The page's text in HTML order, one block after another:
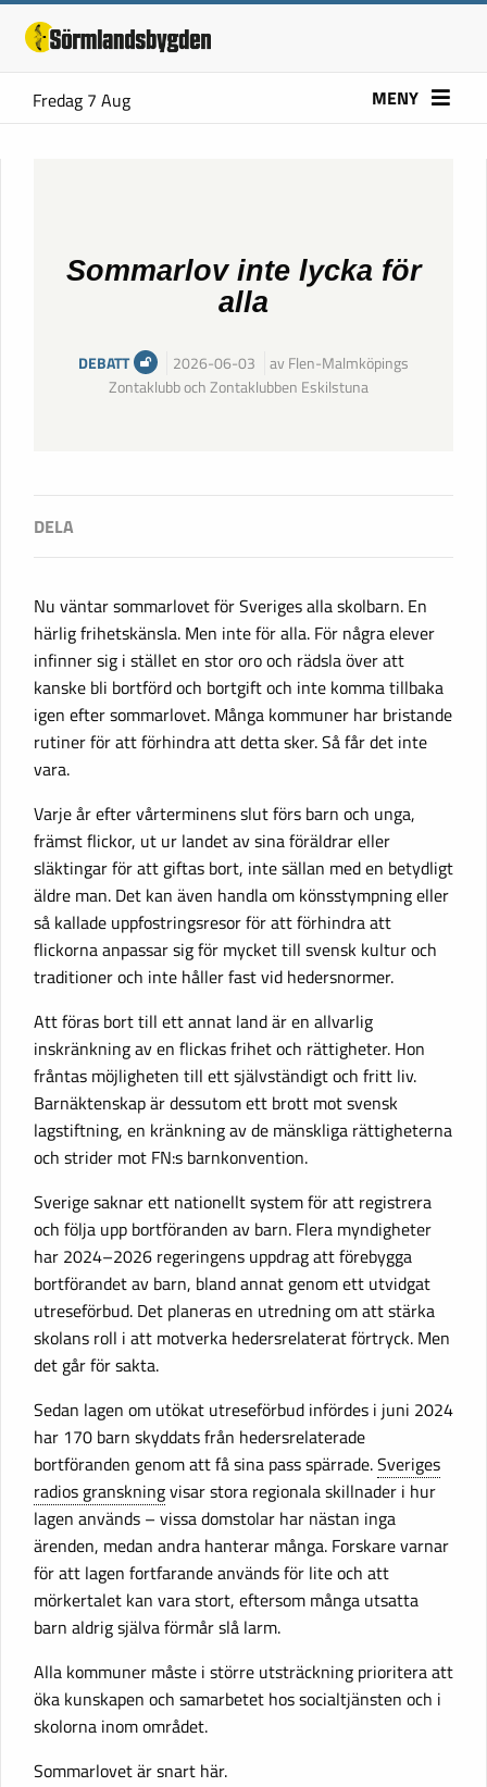
Fredag 7 Aug MENY
Sommarlov inte lycka för
alla
DEBATT 2026-06-03
av Flen-Malmköpings
Zontaklubb och Zontaklubben Eskilstuna
Nu väntar sommarlovet för Sveriges alla skolbarn. En
härlig frihetskänsla. Men inte för alla. För några elever
infinner sig i stället en stor oro och rädsla över att
kanske bli bortförd och bortgift och inte komma tillbaka
igen efter sommarlovet. Många kommuner har bristande
rutiner för att förhindra att detta sker. Så får det inte
vara.
Varje år efter vårterminens slut förs barn och unga,
främst flickor, ut ur landet av sina föräldrar eller
släktingar för att giftas bort, inte sällan med en betydligt
äldre man. Det kan även handla om könsstympning eller
så kallade uppfostringsresor för att förhindra att
flickorna anpassar sig för mycket till svensk kultur och
traditioner och inte håller fast vid hedersnormer.
Att föras bort till ett annat land är en allvarlig
inskränkning av en flickas frihet och rättigheter. Hon
fråntas möjligheten till ett självständigt och fritt liv.
Barnäktenskap är dessutom ett brott mot svensk
lagstiftning, en kränkning av de mänskliga rättigheterna
och strider mot FN:s barnkonvention.
Sverige saknar ett nationellt system för att registrera
och följa upp bortföranden av barn. Flera myndigheter
har 2024–2026 regeringens uppdrag att förebygga
bortförandet av barn, bland annat genom ett utvidgat
utreseförbud. Det planeras en utredning om att stärka
skolans roll i att motverka hedersrelaterat förtryck. Men
det går för sakta.
Sedan lagen om utökat utreseförbud infördes i juni 2024
har 170 barn skyddats från hedersrelaterade
bortföranden genom att få sina pass spärrade.Sveriges
radios granskningvisar stora regionala skillnader i hur
lagen används – vissa domstolar har nästan inga
ärenden, medan andra hanterar många. Forskare varnar
för att lagen fortfarande används för lite och att
mörkertalet kan vara stort, eftersom många utsatta
barn aldrig själva förmår slå larm.
Alla kommuner måste i större utsträckning prioritera att
öka kunskapen och samarbetet hos socialtjänsten och i
skolorna inom området.
Sommarlovet är snart här.